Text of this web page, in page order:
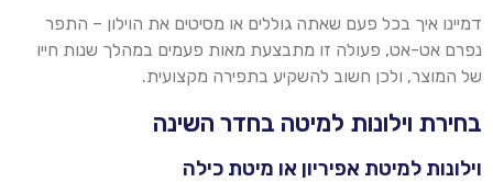
דמיינו איך בכל פעם שאתה גוללים או מסיטים את הוילון – התפר
נפרם אט-אט, פעולה זו מתבצעת מאות פעמים במהלך שנות חייו
של המוצר, ולכן חשוב להשקיע בתפירה מקצועית.
בחירת וילונות למיטה בחדר השינה
וילונות למיטת אפיריון או מיטת כילה